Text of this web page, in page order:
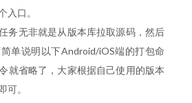
入口。
无非就是从版本库拉取源码，然后
单说明以下Android/iOS端的打包命
就省略了，大家根据自己使用的版本
可。